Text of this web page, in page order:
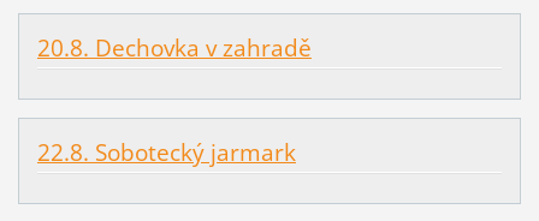
20.8. Dechovka v zahradě
22.8. Sobotecký jarmark